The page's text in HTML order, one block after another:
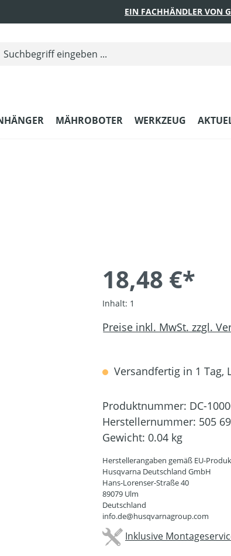
EIN FACHHÄNDLER VON
MÄHROBOTER WERKZEUG
18,48 €*
Inhalt: 1
Preise inkl. MwSt. zzgl.
Versandfertig in 1 Tag,
Produktnummer: DC-
Herstellernummer: 505
Gewicht: 0.04 kg
Herstellerangaben gemäß EU-
Husqvarna Deutschland GmbH
Hans-Lorenser-Straße 40
89079 Ulm
Deutschland
info.de@husqvarnagroup.com
Inklusive